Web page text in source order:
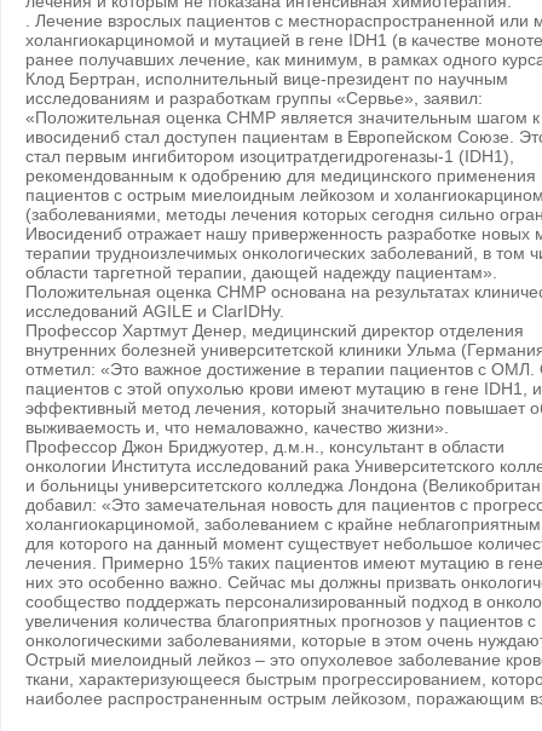
. Лечение взрослых пациентов с местнораспространенной или
холангиокарциномой и мутацией в гене IDH1 (в качестве
ранее получавших лечение, как минимум, в рамках одного
Клод Бертран, исполнительный вице-президент по научным
исследованиям и разработкам группы «Сервье», заявил:
«Положительная оценка CHMP является значительным шагом
ивосидениб стал доступен пациентам в Европейском Союзе.
стал первым ингибитором изоцитратдегидрогеназы-1 (IDH1),
рекомендованным к одобрению для медицинского применения
пациентов с острым миелоидным лейкозом и
(заболеваниями, методы лечения которых сегодня сильно
Ивосидениб отражает нашу приверженность разработке новых
терапии трудноизлечимых онкологических заболеваний, в том
области таргетной терапии, дающей надежду пациентам».
Положительная оценка CHMP основана на результатах
исследований AGILE и ClarIDHy.
Профессор Хартмут Денер, медицинский директор отделения
внутренних болезней университетской клиники Ульма
отметил: «Это важное достижение в терапии пациентов с ОМЛ.
пациентов с этой опухолью крови имеют мутацию в гене IDH1,
эффективный метод лечения, который значительно повышает
выживаемость и, что немаловажно, качество жизни».
Профессор Джон Бриджуотер, д.м.н., консультант в области
онкологии Института исследований рака Университетского
и больницы университетского колледжа Лондона
добавил: «Это замечательная новость для пациентов с
холангиокарциномой, заболеванием с крайне
для которого на данный момент существует небольшое
лечения. Примерно 15% таких пациентов имеют мутацию в
них это особенно важно. Сейчас мы должны призвать
сообщество поддержать персонализированный подход в
увеличения количества благоприятных прогнозов у пациентов с
онкологическими заболеваниями, которые в этом очень
Острый миелоидный лейкоз – это опухолевое заболевание
ткани, характеризующееся быстрым прогрессированием,
наиболее распространенным острым лейкозом, поражающим